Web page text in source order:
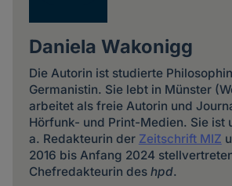
Daniela Wakonigg
Die Autorin ist studierte
Germanistin. Sie lebt in Münster
arbeitet als freie Autorin und
Hörfunk- und Print-Medien. Sie ist
a. Redakteurin der Zeitschrift MIZ
2016 bis Anfang 2024
Chefredakteurin des hpd.